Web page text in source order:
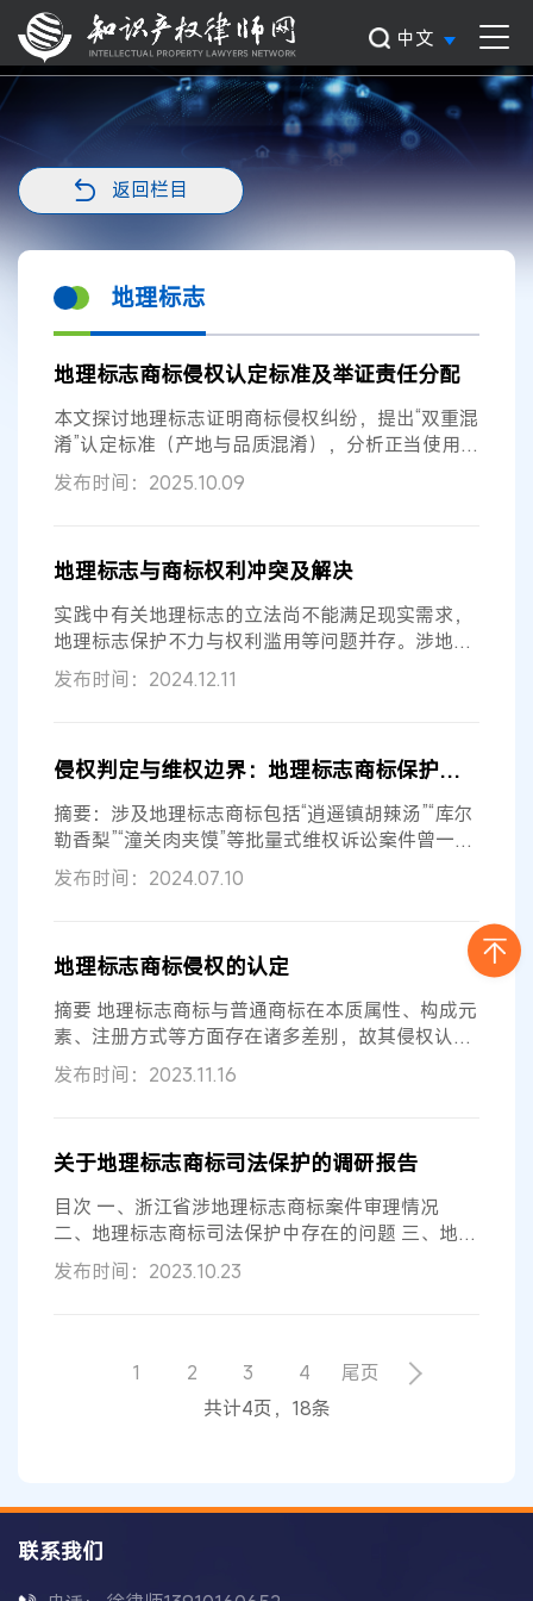
中文
返回栏目
地理标志
地理标志商标侵权认定标准及举证责任分配
本文探讨地理标志证明商标侵权纠纷，提出“双重混
淆”认定标准（产地与品质混淆），分析正当使用三
步判断法（描述性/指示性使用）...
发布时间：2025.10.09
地理标志与商标权利冲突及解决
实践中有关地理标志的立法尚不能满足现实需求，
地理标志保护不力与权利滥用等问题并存。涉地理
标志案件争议焦点集中在地理标志与...
发布时间：2024.12.11
侵权判定与维权边界：地理标志商标保护的博弈与衡平
摘要：涉及地理标志商标包括“逍遥镇胡辣汤”“库尔
勒香梨”“潼关肉夹馍”等批量式维权诉讼案件曾一度
引起全民广泛关注。本文以...
发布时间：2024.07.10
地理标志商标侵权的认定
摘要 地理标志商标与普通商标在本质属性、构成元
素、注册方式等方面存在诸多差别，故其侵权认定
存在特殊之处。“潼关肉夹馍”“舟...
发布时间：2023.11.16
关于地理标志商标司法保护的调研报告
目次 一、浙江省涉地理标志商标案件审理情况
二、地理标志商标司法保护中存在的问题 三、地理
标志商标司法保护问题的解决 四、对...
发布时间：2023.10.23
1 2 3 4
尾页
共计4页，18条
联系我们